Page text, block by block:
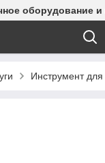
оборудование
Инструмент